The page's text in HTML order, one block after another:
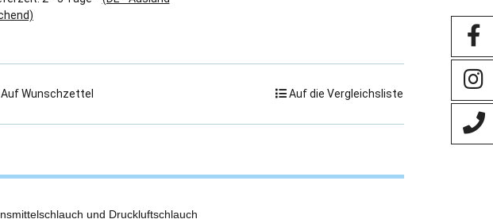
Auf Wunschzettel Auf die Vergleichsliste
und Druckluftschlauch